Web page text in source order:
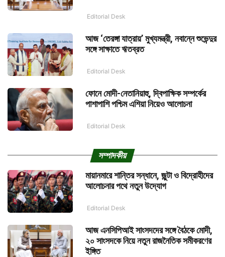
Editorial Desk
আজ ‘তেরঙ্গা যাত্রায়’ মুখ্যমন্ত্রী, নবান্নে শুভেন্দুর
সঙ্গে সাক্ষাতে ঋতব্রত
Editorial Desk
ফোনে মোদী-নেতানিয়াহু, দ্বিপাক্ষিক সম্পর্কের
পাশাপাশি পশ্চিম এশিয়া নিয়েও আলোচনা
Editorial Desk
সম্পাদকীয়
মায়ানমারে শান্তির সন্ধানে, জুন্টা ও বিদ্রোহীদের
আলোচনার পথে নতুন উদ্যোগ
Editorial Desk
আজ এনসিপিআই সাংসদদের সঙ্গে বৈঠকে মোদী,
২০ সাংসদকে নিয়ে নতুন রাজনৈতিক সমীকরণের
ইঙ্গিত